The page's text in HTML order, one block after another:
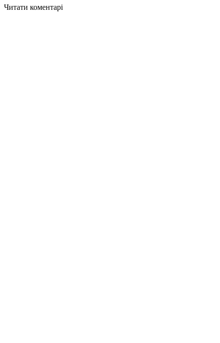
Читати коментарі